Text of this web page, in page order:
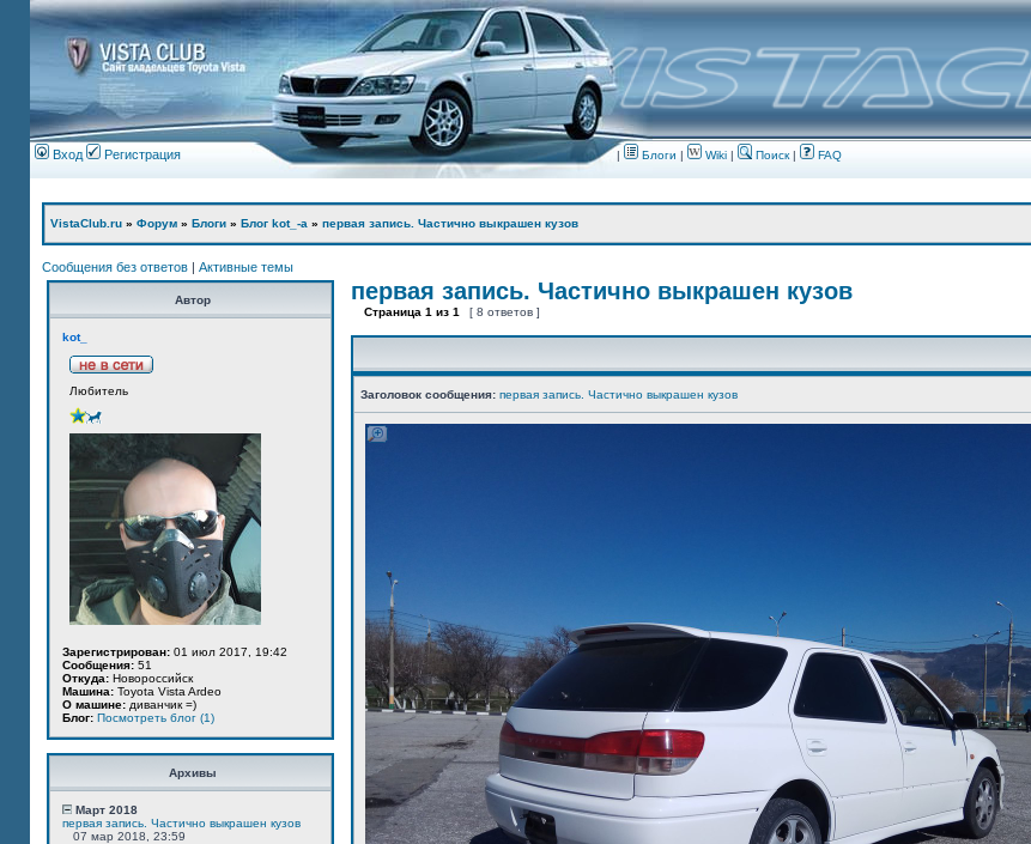
Вход Регистрация | Блоги | Wiki | Поиск| FAQ
VistaClub.ru » Форум » Блоги » Блог kot_-а » первая запись. Частично выкрашен кузов
Сообщения без ответов | Активные темы
Автор
kot_
Любитель
Зарегистрирован: 01 июл 2017, 19:42
Сообщения: 51
Откуда: Новороссийск
Машина: Toyota Vista Ardeo
О машине: диванчик =)
Блог: Посмотреть блог (1)
Архивы
Март 2018
первая запись. Частично выкрашен кузов
07 мар 2018, 23:59
первая запись. Частично выкрашен кузов
Страница 1 из 1 [ 8 ответов ]
Заголовок сообщения: первая запись. Частично выкрашен кузов